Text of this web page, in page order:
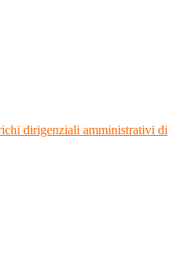
dirigenziali amministrativi di